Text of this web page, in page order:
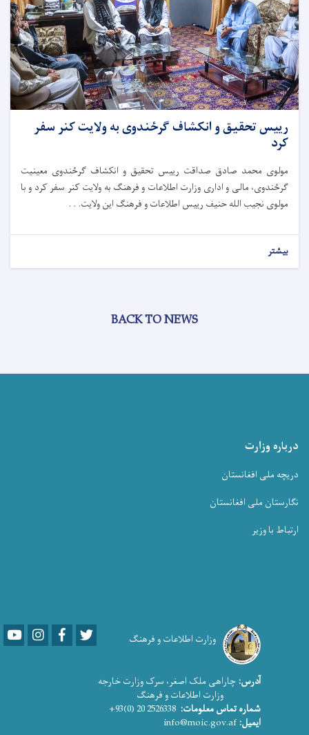
رییس تحقیق و انکشاف گرځندوی به ولایت کنر سفر
کرد
مولوی محمد صادق صداقت رییس تحقیق و انکشاف گرځندوی معینیت
گرځندوی، مالی و اداری وزارت اطلاعات و فرهنگ به ولایت کنر سفر کرد و با
مولوی نجیب الله حنیف رییس اطلاعات و فرهنگ این ولایت. . .
بیشتر
BACK TO NEWS
درباره وزارت
دریچه ملی افغانستان
نگارستان ملی افغانستان
ارتباط با وزیر
وزارت اطلاعات و فرهنگ YoutubeLinkedInFacebook
آدرس: چاراهی ملک اصغر، سرک وزارت خارجه
وزارت اطلاعات و فرهنگ
شماره تماس معلومات:
ایمیل: